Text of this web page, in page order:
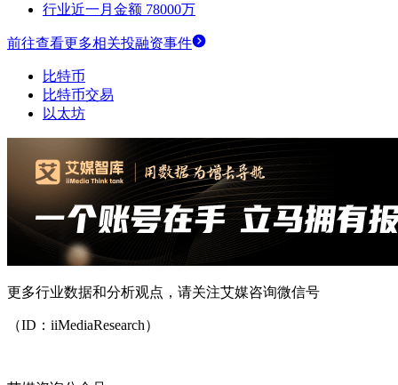
行业近一月金额 78000万
前往查看更多相关投融资事件
比特币
比特币交易
以太坊
更多行业数据和分析观点，请关注艾媒咨询微信号
（ID：iiMediaResearch）